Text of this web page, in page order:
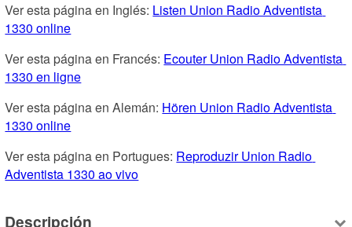
Ver esta página en Inglés: Listen Union Radio Adventista
1330 online
Ver esta página en Francés: Ecouter Union Radio Adventista
1330 en ligne
Ver esta página en Alemán: Hören Union Radio Adventista
1330 online
Ver esta página en Portugues: Reproduzir Union Radio
Adventista 1330 ao vivo
Descripción